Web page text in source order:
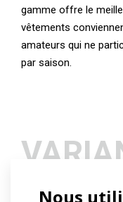
Nous
gamme offre le
vêtements
amateurs qui ne
par saison.